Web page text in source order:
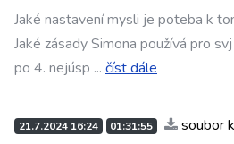
Jaké nastavení mysli je poteba k
Jaké zásady Simona používá pro
po 4. nejúsp ... číst dále
21.7.2024 16:24 01:31:55 soubor